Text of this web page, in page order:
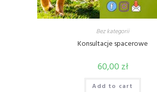
Bez kategorii
Konsultacje spacerowe
60,00 zł
Add to cart